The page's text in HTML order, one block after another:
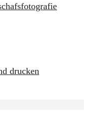
drucken